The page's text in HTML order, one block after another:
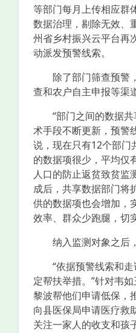
等部门每月上传相应群
数据治理，剔除无效、
州省乡村振兴云平台再
动派发预警线索。
除了部门筛查预警
查和农户自主申报等渠
“部门之间的数据共
术手段不断更新，预警
说，现在只有12个部门
的数据项很少，平均仅
人口的防止返贫致贫监
成后，共享数据部门将
供的数据项也会增加，
效率、群众少跑腿，切
纳入监测对象之后
“依据预警线索和走
定帮扶举措。”针对韦
黎波帮他们申请低保，
向县医保局申请医疗救
关注一家人的收支和孩